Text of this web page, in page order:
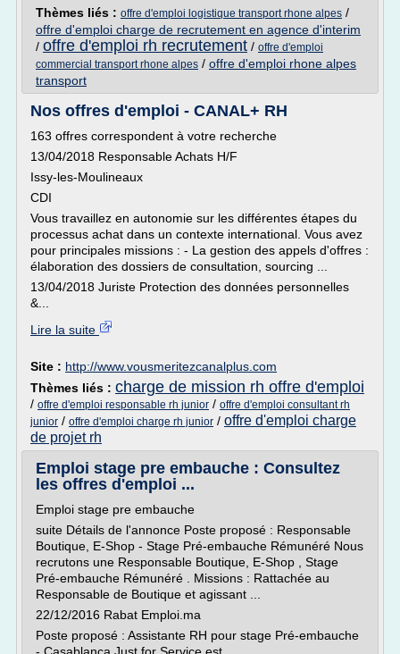
Thèmes liés : offre d'emploi logistique transport rhone alpes /
offre d'emploi charge de recrutement en agence d'interim
/ offre d'emploi rh recrutement / offre d'emploi
commercial transport rhone alpes / offre d'emploi rhone alpes
transport
Nos offres d'emploi - CANAL+ RH
163 offres correspondent à votre recherche
13/04/2018 Responsable Achats H/F
Issy-les-Moulineaux
CDI
Vous travaillez en autonomie sur les différentes étapes du
processus achat dans un contexte international. Vous avez
pour principales missions : - La gestion des appels d'offres :
élaboration des dossiers de consultation, sourcing ...
13/04/2018 Juriste Protection des données personnelles
&...
Lire la suite
Site : http://www.vousmeritezcanalplus.com
Thèmes liés : charge de mission rh offre d'emploi
/ offre d'emploi responsable rh junior / offre d'emploi consultant rh
junior / offre d'emploi charge rh junior / offre d'emploi charge
de projet rh
Emploi stage pre embauche : Consultez
les offres d'emploi ...
Emploi stage pre embauche
suite Détails de l'annonce Poste proposé : Responsable
Boutique, E-Shop - Stage Pré-embauche Rémunéré Nous
recrutons une Responsable Boutique, E-Shop , Stage
Pré-embauche Rémunéré . Missions : Rattachée au
Responsable de Boutique et agissant ...
22/12/2016 Rabat Emploi.ma
Poste proposé : Assistante RH pour stage Pré-embauche